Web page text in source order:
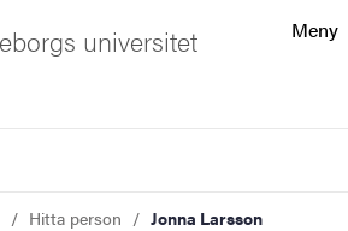
Meny
universitet
Hitta person Jonna Larsson